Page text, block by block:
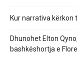
Kur narrativa kërkon
Dhunohet Elton
bashkëshortja e